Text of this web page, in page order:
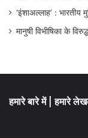
आडवाणी की
कि वास्तविक
और प्रेमिका के
आता है मीर-
नातवां से उठता
‘इंशाअल्लाह’ : भारतीय
मानुषी विभीषिका के
हमारे बारे में हमारे